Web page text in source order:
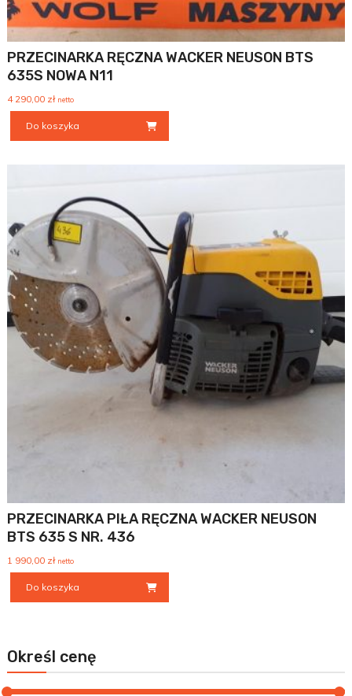
PRZECINARKA RĘCZNA WACKER NEUSON BTS
635S NOWA N11
4 290,00 zł netto
Do koszyka
PRZECINARKA PIŁA RĘCZNA WACKER NEUSON
BTS 635 S NR. 436
1 990,00 zł netto
Do koszyka
Określ cenę